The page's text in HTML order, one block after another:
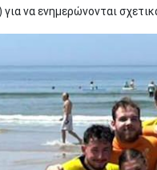
για να ενημερώνονται